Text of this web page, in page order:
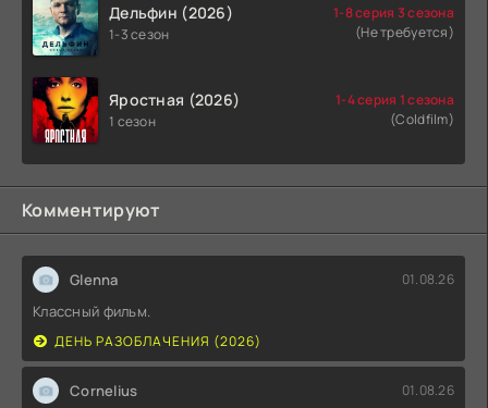
Дельфин (2026)
1-3 сезон
1-8 серия 3 сезона
(Не требуется)
Яростная (2026)
1 сезон
1-4 серия 1 сезона
(Coldfilm)
Комментируют
Glenna 01.08.26
Классный фильм.
ДЕНЬ РАЗОБЛАЧЕНИЯ (2026)
Cornelius 01.08.26